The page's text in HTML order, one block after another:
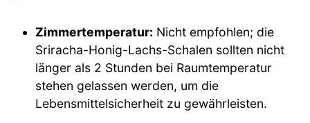
Zimmertemperatur: Nicht empfohlen; die
Sriracha-Honig-Lachs-Schalen sollten nicht
länger als 2 Stunden bei Raumtemperatur
stehen gelassen werden, um die
Lebensmittelsicherheit zu gewährleisten.